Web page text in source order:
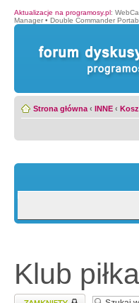
Aktualizacje na programosy.pl:
Manager • Double Commander
Strona główna ‹ INNE ‹ Kosz
Klub
Zablokowany temat